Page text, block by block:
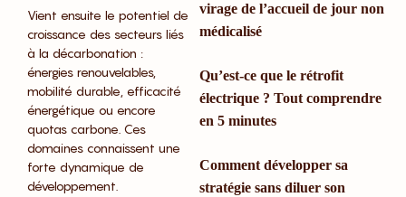
Vient ensuite le potentiel de
croissance des secteurs liés
à la décarbonation :
énergies renouvelables,
mobilité durable, efficacité
énergétique ou encore
quotas carbone. Ces
domaines connaissent une
forte dynamique de
développement.
virage de l’accueil de jour non
médicalisé
Qu’est-ce que le rétrofit
électrique ? Tout comprendre
en 5 minutes
Comment développer sa
stratégie sans diluer son